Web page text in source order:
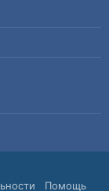
Помощь